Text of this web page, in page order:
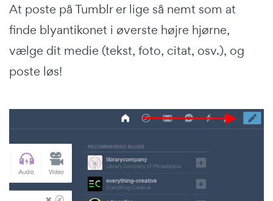
At poste på Tumblr er lige så nemt som at
finde blyantikonet i øverste højre hjørne,
vælge dit medie (tekst, foto, citat, osv.), og
poste løs!